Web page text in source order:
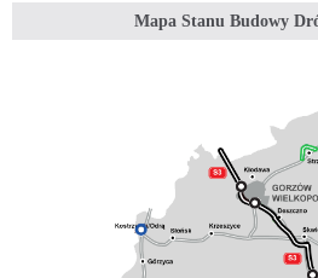
Mapa Stanu Budowy